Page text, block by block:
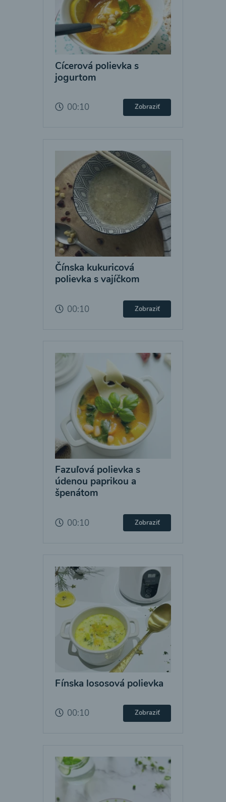
Cícerová polievka s
jogurtom
00:10 Zobraziť
Čínska kukuricová
polievka s vajíčkom
00:10 Zobraziť
Fazuľová polievka s
údenou paprikou a
špenátom
00:10 Zobraziť
Fínska lososová polievka
00:10 Zobraziť